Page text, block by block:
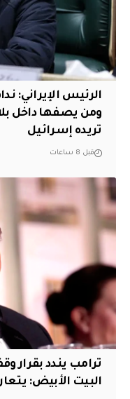
الرئيس الإيراني:
ومن يصفها داخل
تريده إسرائيل
قبل 8 ساعات
ترامب يندد بقرار
البيت الأبيض: